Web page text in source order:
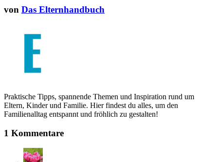
von Das Elternhandbuch
Praktische Tipps, spannende Themen und Inspiration rund um
Eltern, Kinder und Familie. Hier findest du alles, um den
Familienalltag entspannt und fröhlich zu gestalten!
1 Kommentare